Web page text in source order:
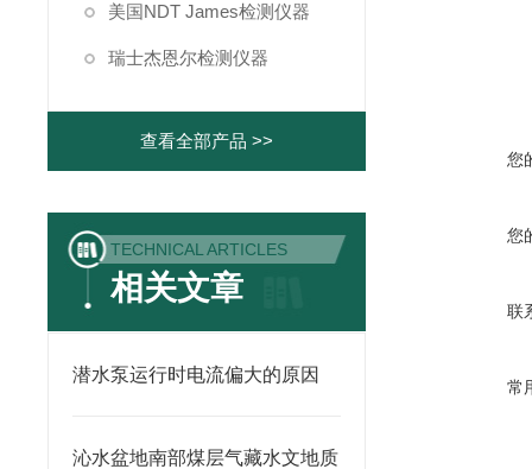
美国NDT James检测仪器
瑞士杰恩尔检测仪器
查看全部产品 >>
TECHNICAL ARTICLES
相关文章
潜水泵运行时电流偏大的原因
沁水盆地南部煤层气藏水文地质
您
您
联
常